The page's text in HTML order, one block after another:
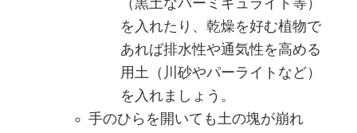
（黒土なバーミキュライト等）
を入れたり、乾燥を好む植物で
あれば排水性や通気性を高める
用土（川砂やパーライトなど）
を入れましょう。
手のひらを開いても土の塊が崩れ